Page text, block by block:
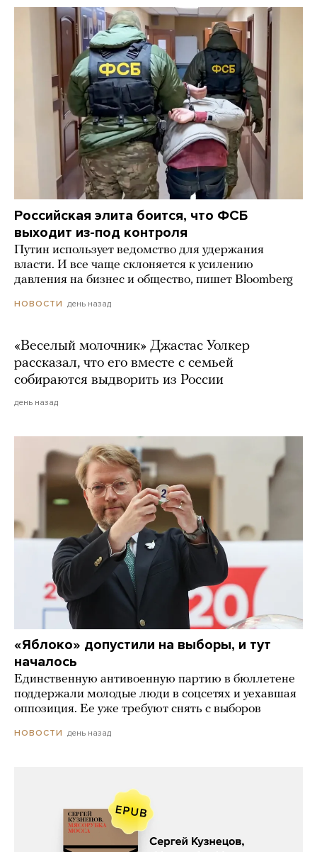
Российская элита боится, что ФСБ
выходит из-под контроля
Путин использует ведомство для удержания
власти. И все чаще склоняется к усилению
давления на бизнес и общество, пишет Bloomberg
НОВОСТИ день назад
«Веселый молочник» Джастас Уолкер
рассказал, что его вместе с семьей
собираются выдворить из России
день назад
«Яблоко» допустили на выборы, и тут
началось
Единственную антивоенную партию в бюллетене
поддержали молодые люди в соцсетях и уехавшая
оппозиция. Ее уже требуют снять с выборов
НОВОСТИ день назад